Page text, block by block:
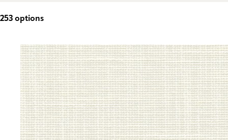
253 options